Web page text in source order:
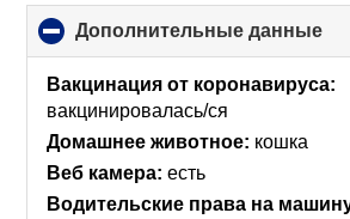
Дополнительные данные
to
Вакцинация от коронавируса:
вакцинировалась/ся
Домашнее животное: кошка
Веб камера: есть
Водительские права на